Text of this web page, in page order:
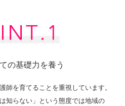
の基礎力を養う
師を育てることを重視しています。
知らない」という態度では地域の